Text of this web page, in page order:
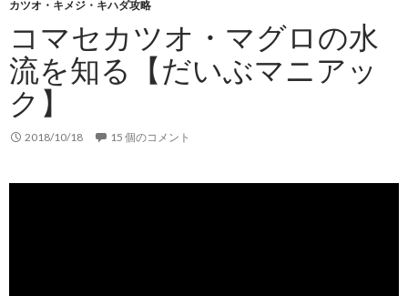
カツオ・キメジ・キハダ攻略
コマセカツオ・マグロの水
流を知る【だいぶマニアッ
ク】
2018/10/18 15 個のコメント